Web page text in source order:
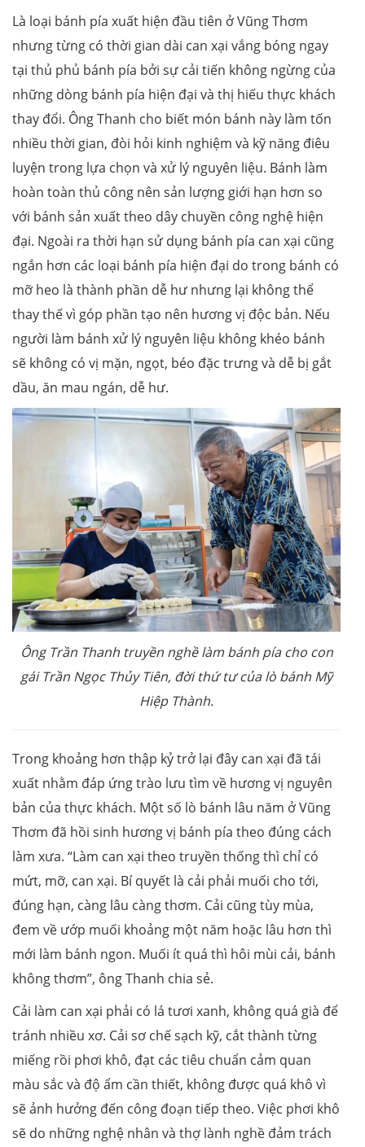
Là loại bánh pía xuất hiện đầu tiên ở Vũng Thơm
nhưng từng có thời gian dài can xại vắng bóng ngay
tại thủ phủ bánh pía bởi sự cải tiến không ngừng của
những dòng bánh pía hiện đại và thị hiếu thực khách
thay đổi. Ông Thanh cho biết món bánh này làm tốn
nhiều thời gian, đòi hỏi kinh nghiệm và kỹ năng điêu
luyện trong lựa chọn và xử lý nguyên liệu. Bánh làm
hoàn toàn thủ công nên sản lượng giới hạn hơn so
với bánh sản xuất theo dây chuyền công nghệ hiện
đại. Ngoài ra thời hạn sử dụng bánh pía can xại cũng
ngắn hơn các loại bánh pía hiện đại do trong bánh có
mỡ heo là thành phần dễ hư nhưng lại không thể
thay thế vì góp phần tạo nên hương vị độc bản. Nếu
người làm bánh xử lý nguyên liệu không khéo bánh
sẽ không có vị mặn, ngọt, béo đặc trưng và dễ bị gắt
dầu, ăn mau ngán, dễ hư.
Ông Trần Thanh truyền nghề làm bánh pía cho con
gái Trần Ngọc Thủy Tiên, đời thứ tư của lò bánh Mỹ
Hiệp Thành.
Trong khoảng hơn thập kỷ trở lại đây can xại đã tái
xuất nhằm đáp ứng trào lưu tìm về hương vị nguyên
bản của thực khách. Một số lò bánh lâu năm ở Vũng
Thơm đã hồi sinh hương vị bánh pía theo đúng cách
làm xưa. “Làm can xại theo truyền thống thì chỉ có
mứt, mỡ, can xại. Bí quyết là cải phải muối cho tới,
đúng hạn, càng lâu càng thơm. Cải cũng tùy mùa,
đem về ướp muối khoảng một năm hoặc lâu hơn thì
mới làm bánh ngon. Muối ít quá thì hôi mùi cải, bánh
không thơm”, ông Thanh chia sẻ.
Cải làm can xại phải có lá tươi xanh, không quá già để
tránh nhiều xơ. Cải sơ chế sạch kỹ, cắt thành từng
miếng rồi phơi khô, đạt các tiêu chuẩn cảm quan
màu sắc và độ ẩm cần thiết, không được quá khô vì
sẽ ảnh hưởng đến công đoạn tiếp theo. Việc phơi khô
sẽ do những nghệ nhân và thợ lành nghề đảm trách